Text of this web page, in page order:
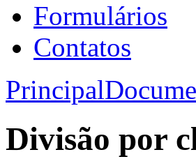
Formulários
Contatos
Principal
Divisão por